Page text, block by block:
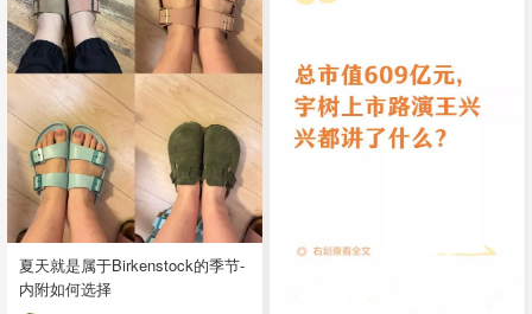
夏天就是属于Birkenstock的季节-
内附如何选择